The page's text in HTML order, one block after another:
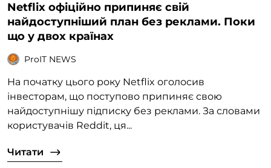
Netflix офіційно припиняє свій
найдоступніший план без реклами. Поки
що у двох країнах
ProIT NEWS
На початку цього року Netflix оголосив
інвесторам, що поступово припиняє свою
найдоступнішу підписку без реклами. За словами
користувачів Reddit, ця...
Читати